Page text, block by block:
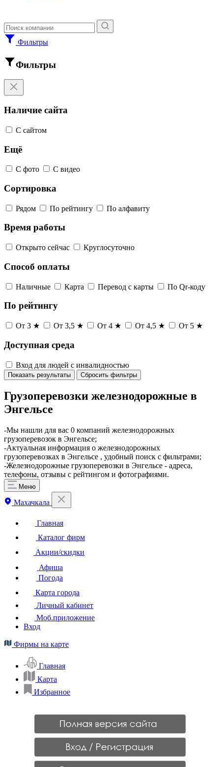
Фильтры
Фильтры
Наличие сайта
С сайтом
Ещё
С фото С видео
Сортировка
Рядом По рейтингу По алфавиту
Время работы
Открыто сейчас Круглосуточно
Способ оплаты
Наличные Карта Перевод с карты По Qr-коду
По рейтингу
От 3 ★ От 3,5 ★ От 4 ★ От 4,5 ★ От 5 ★
Доступная среда
Вход для людей с инвалидностью
Показать результаты Сбросить фильтры
Грузоперевозки железнодорожные в
Энгельсе
-Мы нашли для вас 0 компаний железнодорожных
грузоперевозок в Энгельсе;
-Актуальная информация о железнодорожных
грузоперевозках в Энгельсе , удобный поиск с фильтрами;
-Железнодорожные грузоперевозки в Энгельсе - адреса,
телефоны, отзывы с рейтингом и фотографиями.
Меню
Махачкала
Главная
Каталог фирм
Акции/скидки
Афиша
Погода
Карта города
Личный кабинет
Моб.приложение
Вход
Фирмы на карте
Главная
Карта
Избранное